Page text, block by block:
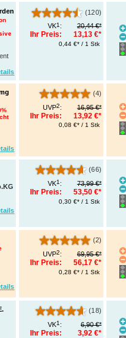
(120)
VK1 : 20,44 €*
Ihr Preis: 13,13 €*
0,44 €* / 1 Stk
(4)
UVP2: 16,95 €*
Ihr Preis: 13,92 €*
0,08 €* / 1 Stk
(66)
VK1: 73,99 €*
Ihr Preis: 53,50 €*
0,30 €* / 1 Stk
(2)
UVP2: 69,95 €*
Ihr Preis: 56,17 €*
0,28 €* / 1 Stk
(18)
VK1: 6,90 €*
Ihr Preis: 3,92 €*